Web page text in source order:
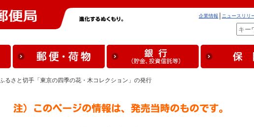
ニュースリリ
企業情報
るさと切手「東京の四季の花・木コレクション」の発行